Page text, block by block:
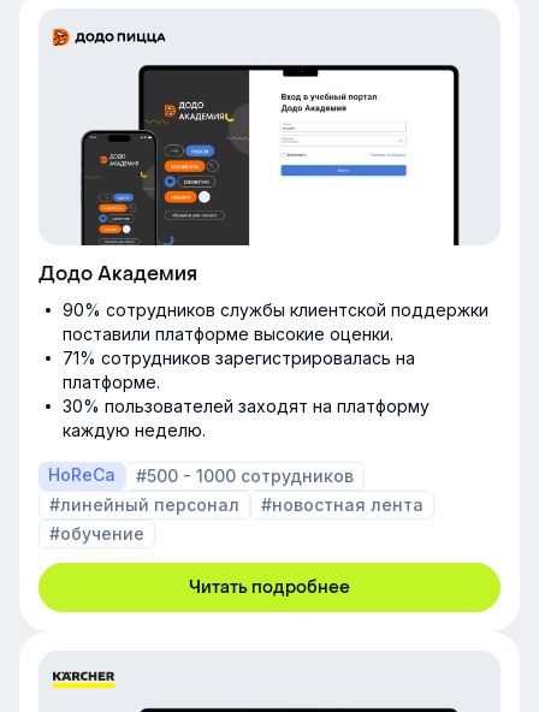
Додо Академия
90% сотрудников службы клиентской поддержки
поставили платформе высокие оценки.
71% сотрудников зарегистрировалась на
платформе.
30% пользователей заходят на платформу
каждую неделю.
HoReCa
#500 - 1000 сотрудников
#линейный персонал
#новостная лента
#обучение
Читать подробнее